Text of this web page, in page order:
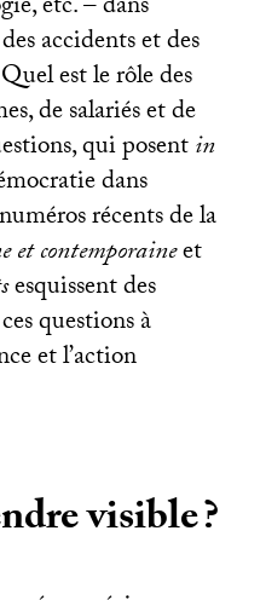
accidents et des
est le rôle des
de salariés et de
qui posentin
dans
récents de la
et contemporaineet
esquissent des
questions à
et l’action
visible?